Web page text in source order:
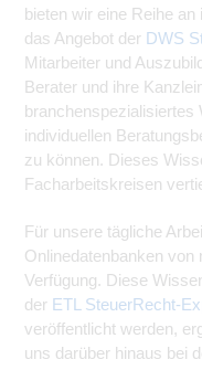
bieten wir eine Reihe
das Angebot der DWS
Mitarbeiter und
Berater und ihre
branchenspezialisiertes
individuellen
zu können. Dieses
Facharbeitskreisen
Für unsere tägliche
Onlinedatenbanken von
Verfügung. Diese
der ETL SteuerRecht-
veröffentlicht werden,
uns darüber hinaus bei